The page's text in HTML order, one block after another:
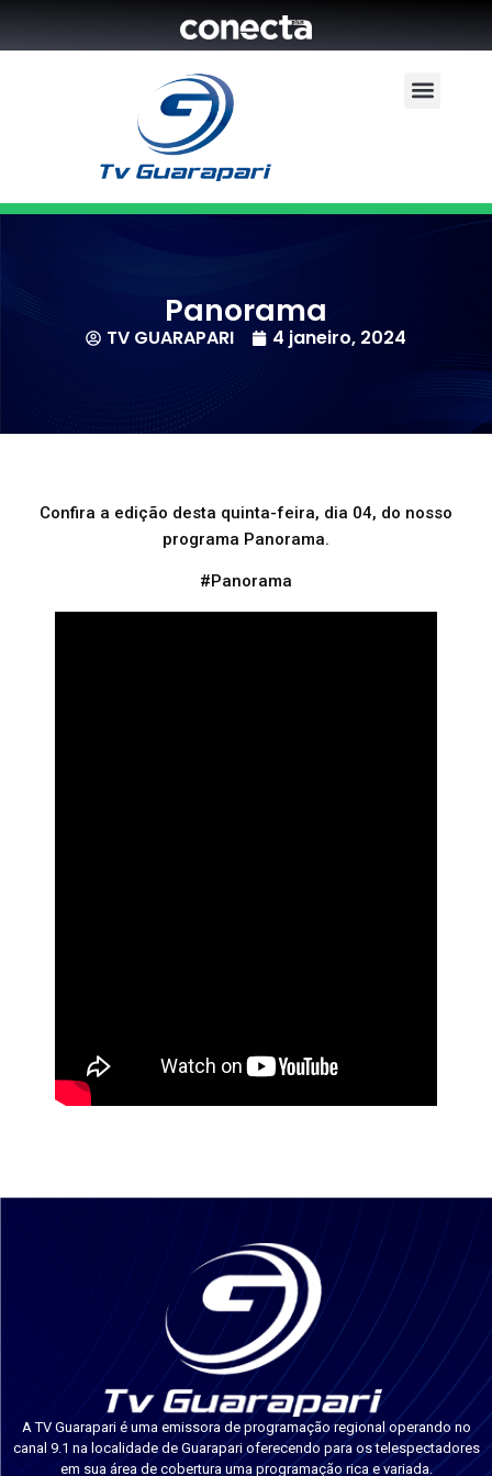
Panorama
TV GUARAPARI 4 janeiro, 2024
Confira a edição desta quinta-feira, dia 04, do nosso
programa Panorama.
#Panorama
A TV Guarapari é uma emissora de programação regional operando no
canal 9.1 na localidade de Guarapari oferecendo para os telespectadores
em sua área de cobertura uma programação rica e variada.